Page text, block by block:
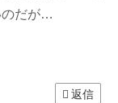
のだが…
返信